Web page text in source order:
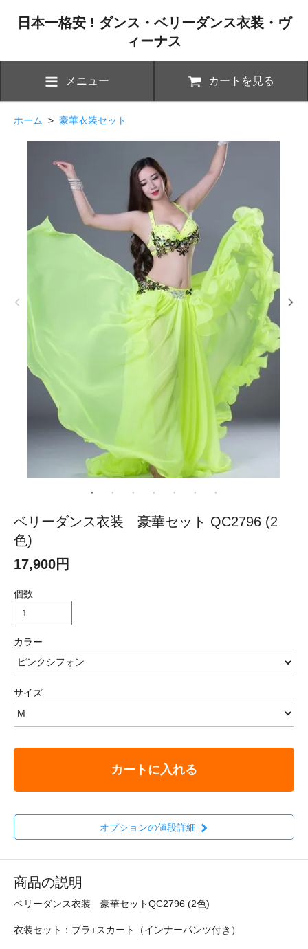
日本一格安 ! ダンス・ベリーダンス衣装・ヴ
ィーナス
メニュー カートを見る
ホーム > 豪華衣装セット
ベリーダンス衣装 豪華セット QC2796 (2
色)
17,900円
個数
カラー
サイズ
カートに入れる
オプションの値段詳細
商品の説明
ベリーダンス衣装 豪華セットQC2796 (2色)
衣装セット：ブラ+スカート（インナーパンツ付き）